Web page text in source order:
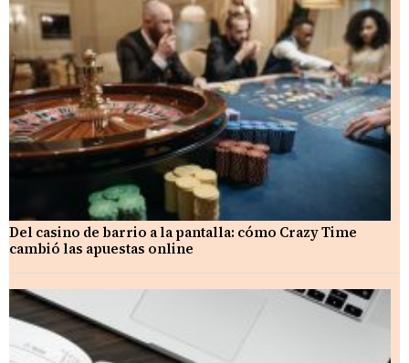
Del casino de barrio a la pantalla: cómo Crazy Time
cambió las apuestas online